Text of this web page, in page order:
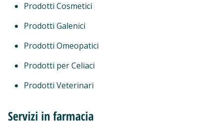
Prodotti Cosmetici
Prodotti Galenici
Prodotti Omeopatici
Prodotti per Celiaci
Prodotti Veterinari
Servizi in farmacia